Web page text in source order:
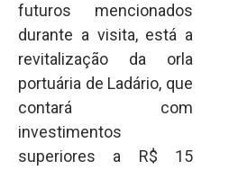
futuros mencionados
durante a visita, está a
revitalização da orla
portuária de Ladário, que
contará com
investimentos
superiores a R$ 15